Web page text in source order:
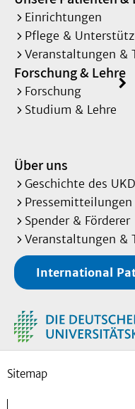
Einrichtungen
Pflege &
Veranstaltungen &
Forschung & Lehre
Forschung
Studium & Lehre
Über uns
Geschichte des UKD
Pressemitteilungen
Spender & Förderer
Veranstaltungen &
International
Sitemap